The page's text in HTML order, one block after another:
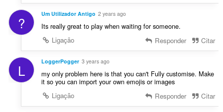
? Um Utilizador Antigo 2 years ago
Its really great to play when waiting for someone.
Ligação
Responder Citar
L LoggerPogger 3 years ago
my only problem here is that you can't Fully customise. Make
it so you can import your own emojis or images
Ligação
Responder Citar